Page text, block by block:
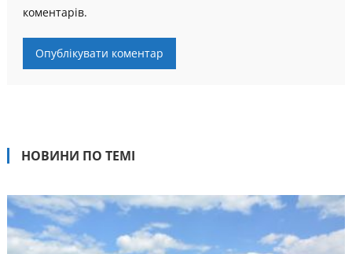
коментарів.
НОВИНИ ПО ТЕМІ